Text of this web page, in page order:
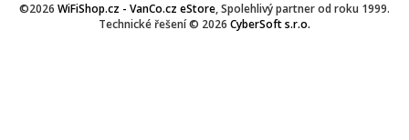
©2026 WiFiShop.cz - VanCo.cz eStore, Spolehlivý partner od roku 1999.
Technické řešení © 2026 CyberSoft s.r.o.